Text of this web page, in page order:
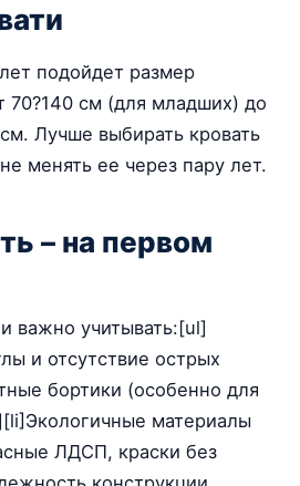
подойдет размер
70?140 см (для младших) до
Лучше выбирать кровать
менять ее через пару лет.
– на первом
важно учитывать:[ul]
и отсутствие острых
бортики (особенно для
материалы
ЛДСП, краски без